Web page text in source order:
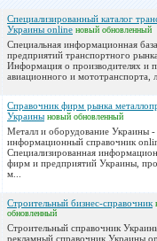
Специализированный каталог
Украины online новый обновленный
Специальная информационная база
предприятий транспортного
Информация о производителях и
авиационного и мототранспорта,
Справочник фирм рынка
Украины новый обновленный
Металл и оборудование Украины -
информационный справочник
Специализированная
фирм и предприятий Украины,
м...
Строительный бизнес-справочник
обновленный
Строительный справочник
рекламный справочник Украины